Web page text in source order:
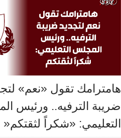
هامترامك تقول «نعم»
ضريبة الترفيه.. ورئيس
التعليمي: «شكراً لثقتكم«